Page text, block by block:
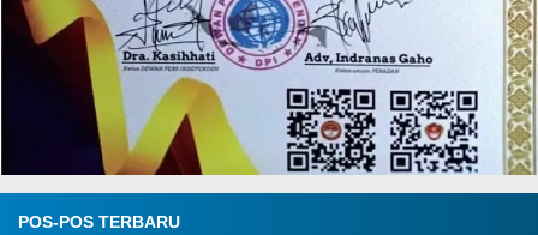
POS-POS TERBARU